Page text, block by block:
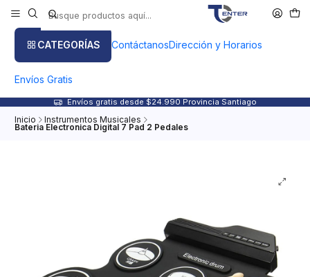
CATEGORÍAS ContáctanosDirección y Horarios
Envíos Gratis
Envíos gratis desde $24.990 Provincia Santiago
Inicio Instrumentos Musicales
Bateria Electronica Digital 7 Pad 2 Pedales